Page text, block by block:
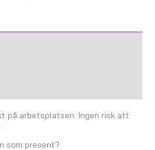
på arbetsplatsen. Ingen risk att
som present?